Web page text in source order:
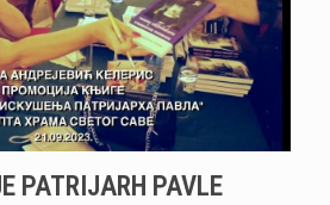
PATRIJARH PAVLE